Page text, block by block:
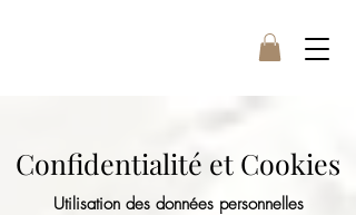
Confidentialité et Cookies
Utilisation des données personnelles